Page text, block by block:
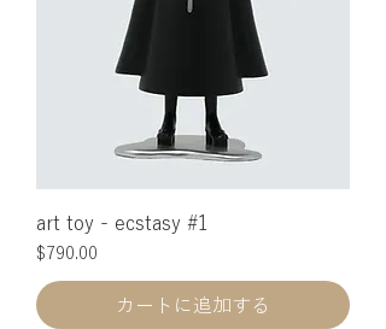
art toy - ecstasy #1
価格
$790.00
カートに追加する